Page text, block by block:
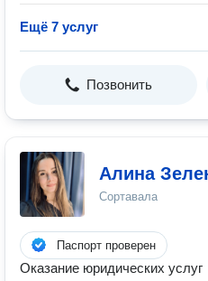
Ещё 7 услуг
Позвонить
Алина
Сортавала
Паспорт проверен
Оказание юридических услуг